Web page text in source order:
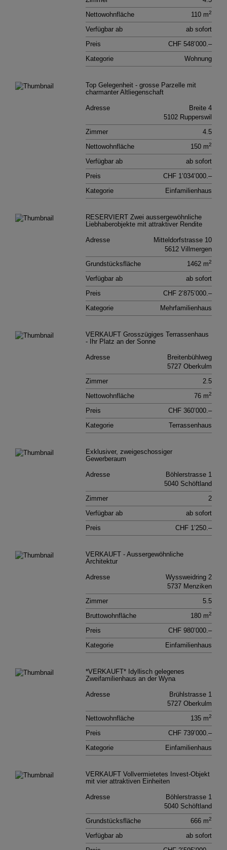
110 m2
Nettowohnfläche
ab sofort
Verfügbar ab
CHF 548’000.–
Preis
Wohnung
Kategorie
Top Gelegenheit - grosse Parzelle mit
charmanter Altliegenschaft
Breite 4
5102 Rupperswil
Adresse
4.5
Zimmer
150 m2
Nettowohnfläche
ab sofort
Verfügbar ab
CHF 1’034’000.–
Preis
Einfamilienhaus
Kategorie
RESERVIERT Zwei aussergewöhnliche
Liebhaberobjekte mit attraktiver Rendite
Mitteldorfstrasse 10
5612 Villmergen
Adresse
1462 m2
Grundstücksfläche
ab sofort
Verfügbar ab
CHF 2’875’000.–
Preis
Mehrfamilien­haus
Kategorie
VERKAUFT Grosszügiges Terrassenhaus
- Ihr Platz an der Sonne
Breitenbühlweg
5727 Oberkulm
Adresse
2.5
Zimmer
76 m2
Nettowohnfläche
CHF 360’000.–
Preis
Terrassenhaus
Kategorie
Exklusiver, zweigeschossiger
Gewerberaum
Böhlerstrasse 1
5040 Schöftland
Adresse
2
Zimmer
ab sofort
Verfügbar ab
CHF 1’250.–
Preis
VERKAUFT - Aussergewöhnliche
Architektur
Wyssweidring 2
5737 Menziken
Adresse
5.5
Zimmer
180 m2
Bruttowohnfläche
CHF 980’000.–
Preis
Einfamilienhaus
Kategorie
*VERKAUFT* Idyllisch gelegenes
Zweifamilienhaus an der Wyna
Brühlstrasse 1
5727 Oberkulm
Adresse
135 m2
Nettowohnfläche
CHF 739’000.–
Preis
Einfamilienhaus
Kategorie
VERKAUFT Vollvermietetes Invest-Objekt
mit vier attraktiven Einheiten
Böhlerstrasse 1
5040 Schöftland
Adresse
666 m2
Grundstücksfläche
ab sofort
Verfügbar ab